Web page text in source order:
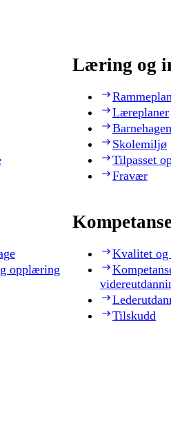
Læring og
Læreplaner
Skolemiljø
Tilpasset
Fravær
opplæring
Kvalitet og
Tilskudd